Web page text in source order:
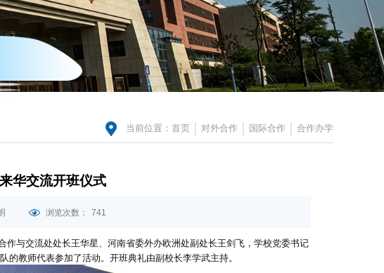
当前位置： 首页 对外合作 国际合作 合作办学
华交流开班仪式
浏览次数： 741
与交流处处长王华星、河南省委外办欧洲处副处长王剑飞，学校党委书记
教师代表参加了活动。开班典礼由副校长李学武主持。